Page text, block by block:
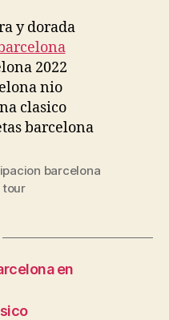
barcelona
tour
en